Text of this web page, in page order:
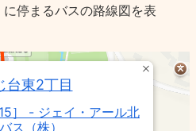
停まるバスの路線図を表
台東2丁目
］ - ジェイ・アール北
ス（株）